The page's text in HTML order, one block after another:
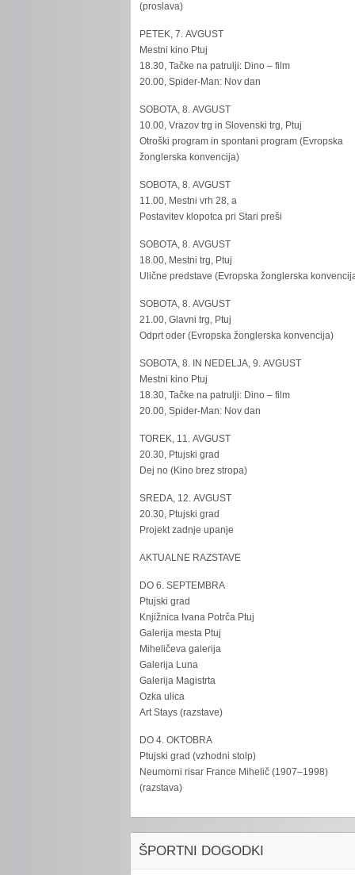
(proslava)
PETEK, 7. AVGUST
Mestni kino Ptuj
18.30, Tačke na patrulji: Dino – film
20.00, Spider-Man: Nov dan
SOBOTA, 8. AVGUST
10.00, Vrazov trg in Slovenski trg, Ptuj
Otroški program in spontani program (Evropska
žonglerska konvencija)
SOBOTA, 8. AVGUST
11.00, Mestni vrh 28, a
Postavitev klopotca pri Stari preši
SOBOTA, 8. AVGUST
18.00, Mestni trg, Ptuj
Ulične predstave (Evropska žonglerska
SOBOTA, 8. AVGUST
21.00, Glavni trg, Ptuj
Odprt oder (Evropska žonglerska konvencija)
SOBOTA, 8. IN NEDELJA, 9. AVGUST
Mestni kino Ptuj
18.30, Tačke na patrulji: Dino – film
20.00, Spider-Man: Nov dan
TOREK, 11. AVGUST
20.30, Ptujski grad
Dej no (Kino brez stropa)
SREDA, 12. AVGUST
20.30, Ptujski grad
Projekt zadnje upanje
AKTUALNE RAZSTAVE
DO 6. SEPTEMBRA
Ptujski grad
Knjižnica Ivana Potrča Ptuj
Galerija mesta Ptuj
Miheličeva galerija
Galerija Luna
Galerija Magistrta
Ozka ulica
Art Stays (razstave)
DO 4. OKTOBRA
Ptujski grad (vzhodni stolp)
Neumorni risar France Mihelič (1907–1998)
(razstava)
ŠPORTNI DOGODKI